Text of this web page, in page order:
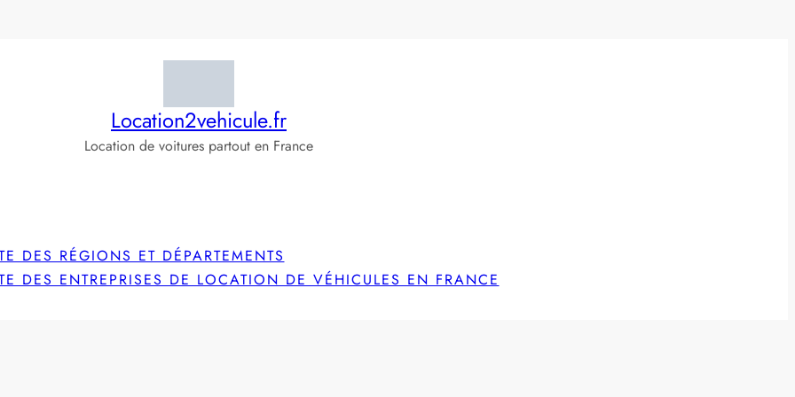
Location2vehicule.fr
Location de voitures partout en France
DES RÉGIONS ET DÉPARTEMENTS
DES ENTREPRISES DE LOCATION DE VÉHICULES EN FRANCE